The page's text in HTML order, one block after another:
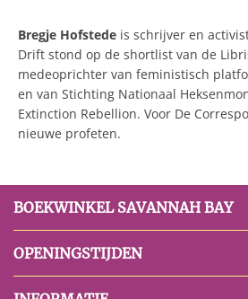
Bregje Hofstede is schrijver en
Drift stond op de shortlist van de
medeoprichter van feministisch
en van Stichting Nationaal
Extinction Rebellion. Voor De
nieuwe profeten.
BOEKWINKEL SAVANNAH BAY
OPENINGSTIJDEN